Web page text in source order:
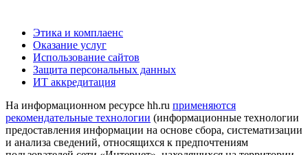
Этика и комплаенс
Оказание услуг
Использование сайтов
Защита персональных данных
ИТ аккредитация
На информационном ресурсе hh.ru применяются
рекомендательные технологии (информационные технологии
предоставления информации на основе сбора, систематизации
и анализа сведений, относящихся к предпочтениям